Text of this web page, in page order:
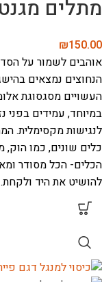
מתלים
₪150.00
אוהבים לשמור על
הנחוצים נמצאים
העשויים מסגסוגת
במיוחד, עמידים בפני
לנגישות מקסימלית.
כלים שונים, כמו
הכלים- הכל מסודר
להושיט את היד ולקחת.